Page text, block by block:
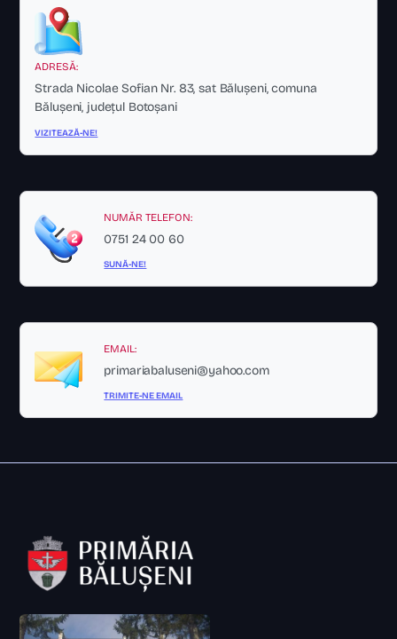
ADRESĂ:
Strada Nicolae Sofian Nr. 83, sat Bălușeni, comuna
Bălușeni, județul Botoșani
VIZITEAZĂ-NE!
NUMĂR TELEFON:
0751 24 00 60
SUNĂ-NE!
EMAIL:
primariabaluseni@yahoo.com
TRIMITE-NE EMAIL